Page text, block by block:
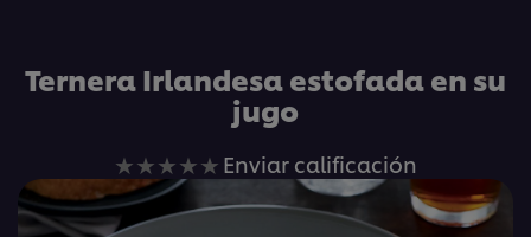
Ternera Irlandesa estofada en su
jugo
No
Enviar calificación